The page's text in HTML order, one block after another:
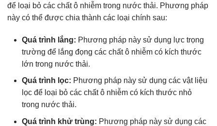
để loại bỏ các chất ô nhiễm trong nước thải. Phương pháp
này có thể được chia thành các loại chính sau:
Quá trình lắng: Phương pháp này sử dụng lực trọng
trường để lắng đọng các chất ô nhiễm có kích thước
lớn trong nước thải.
Quá trình lọc: Phương pháp này sử dụng các vật liệu
lọc để loại bỏ các chất ô nhiễm có kích thước nhỏ
trong nước thải.
Quá trình khử trùng: Phương pháp này sử dụng các